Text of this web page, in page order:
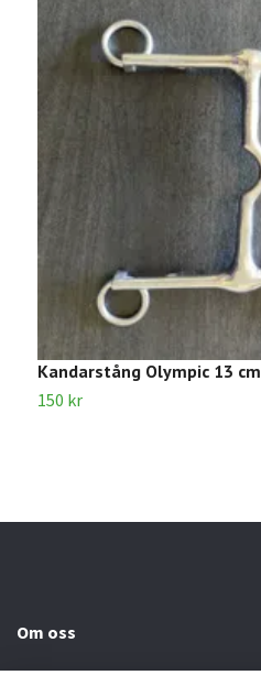
Kandarstång Olympic 13 cm
150 kr
Om oss